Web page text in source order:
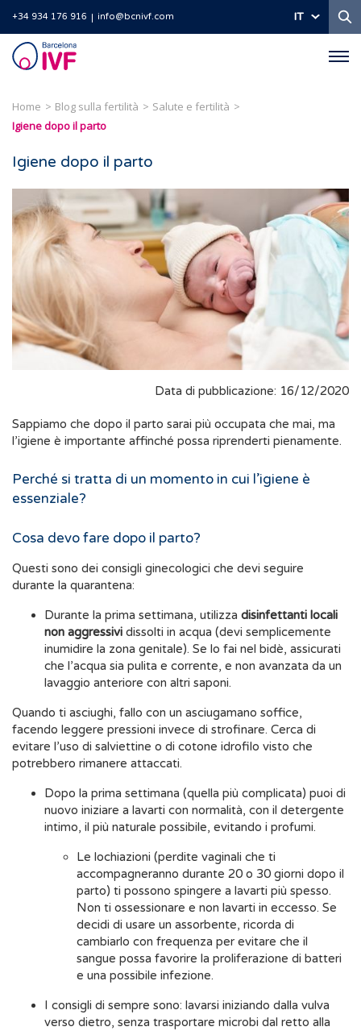
+34 934 176 916 info@bcnivf.com IT
Barcelona
IVF
Home Blog sulla fertilità
Salute e fertilità
Igiene dopo il parto
Igiene dopo il parto
Data di pubblicazione: 16/12/2020
Sappiamo che dopo il parto sarai più occupata che mai, ma
l’igiene è importante affinché possa riprenderti pienamente.
Perché si tratta di un momento in cui l’igiene è
essenziale?
Cosa devo fare dopo il parto?
Questi sono dei consigli ginecologici che devi seguire
durante la quarantena:
Durante la prima settimana, utilizza disinfettanti locali
non aggressivi dissolti in acqua (devi semplicemente
inumidire la zona genitale). Se lo fai nel bidè, assicurati
che l’acqua sia pulita e corrente, e non avanzata da un
lavaggio anteriore con altri saponi.
Quando ti asciughi, fallo con un asciugamano soffice,
facendo leggere pressioni invece di strofinare. Cerca di
evitare l’uso di salviettine o di cotone idrofilo visto che
potrebbero rimanere attaccati.
Dopo la prima settimana (quella più complicata) puoi di
nuovo iniziare a lavarti con normalità, con il detergente
intimo, il più naturale possibile, evitando i profumi.
Le lochiazioni (perdite vaginali che ti
accompagneranno durante 20 o 30 giorni dopo il
parto) ti possono spingere a lavarti più spesso.
Non ti ossessionare e non lavarti in eccesso. Se
decidi di usare un assorbente, ricorda di
cambiarlo con frequenza per evitare che il
sangue possa favorire la proliferazione di batteri
e una possibile infezione.
I consigli di sempre sono: lavarsi iniziando dalla vulva
verso dietro, senza trasportare microbi dal retto alla